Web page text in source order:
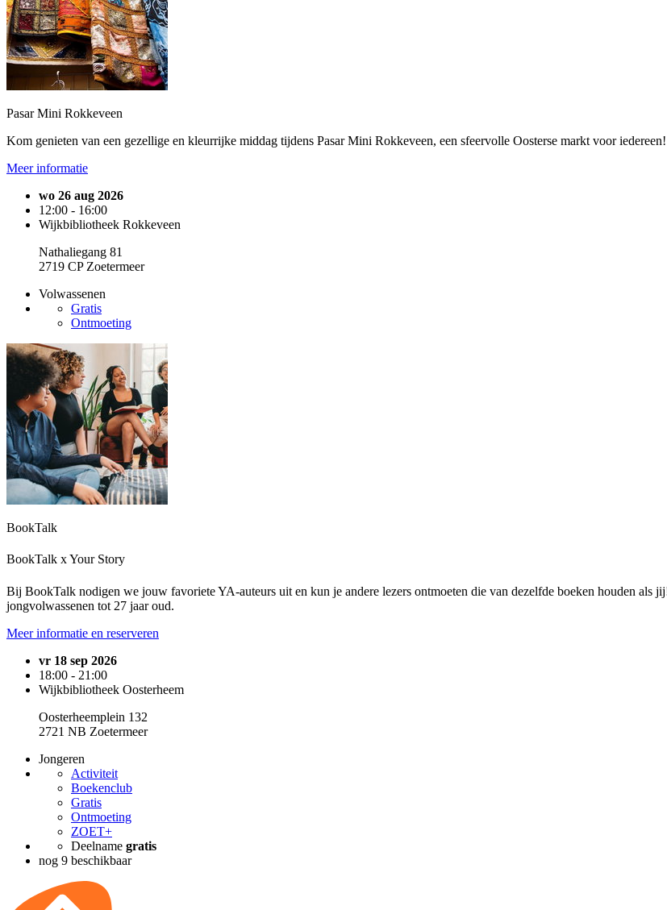
Pasar Mini Rokkeveen
Kom genieten van een gezellige en kleurrijke middag tijdens Pasar Mini Rokkeveen, een sfeervolle Oosterse markt voor iedereen!
Meer informatie
wo 26 aug 2026
12:00 - 16:00
Wijkbibliotheek Rokkeveen
Nathaliegang 81
2719 CP Zoetermeer
Volwassenen
Gratis
Ontmoeting
BookTalk
BookTalk x Your Story
Bij BookTalk nodigen we jouw favoriete YA-auteurs uit en kun je andere lezers ontmoeten die van dezelfde boeken houden als
jongvolwassenen tot 27 jaar oud.
Meer informatie en reserveren
vr 18 sep 2026
18:00 - 21:00
Wijkbibliotheek Oosterheem
Oosterheemplein 132
2721 NB Zoetermeer
Jongeren
Activiteit
Boekenclub
Gratis
Ontmoeting
ZOET+
Deelname gratis
nog 9 beschikbaar